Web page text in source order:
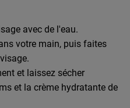
avec de l'eau.
votre main, puis faites
et laissez sécher
et la crème hydratante de